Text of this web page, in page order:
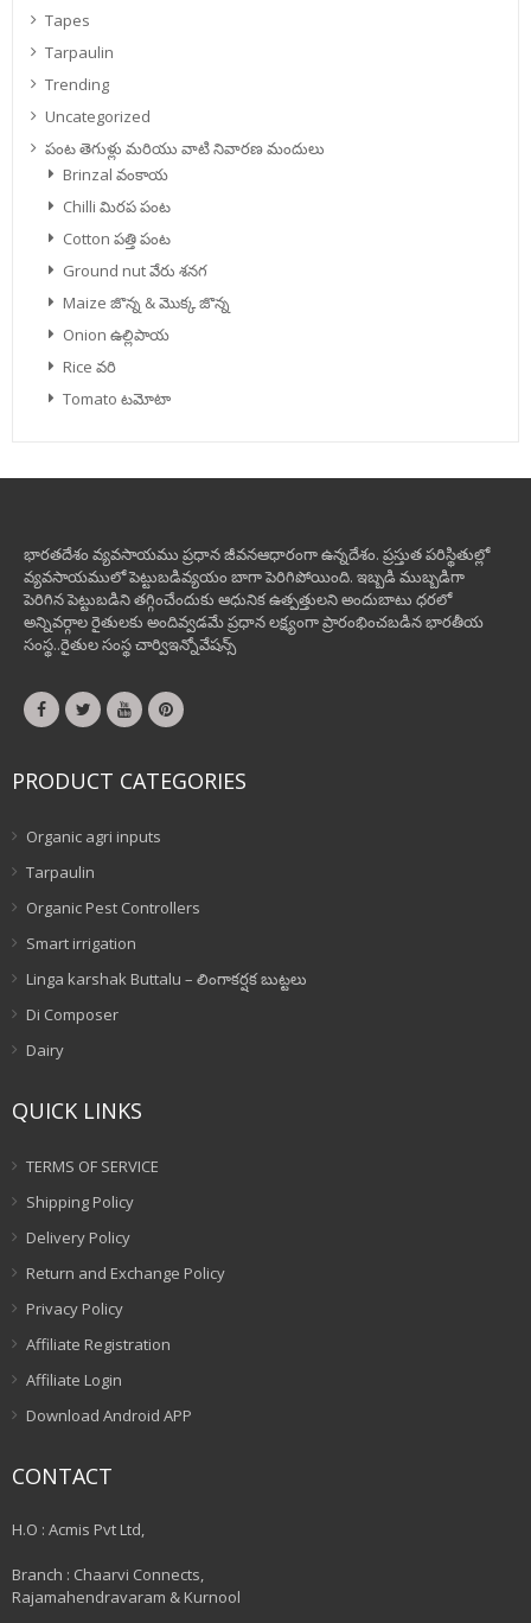
Tapes
Tarpaulin
Trending
Uncategorized
పంట తెగుళ్లు మరియు వాటి నివారణ మందులు
Brinzal వంకాయ
Chilli మిరప పంట
Cotton పత్తి పంట
Ground nut వేరు శనగ
Maize జొన్న & మొక్క జొన్న
Onion ఉల్లిపాయ
Rice వరి
Tomato టమోటా
భారతదేశం వ్యవసాయము ప్రధాన జీవనఆధారంగా ఉన్నదేశం. ప్రస్తుత పరిస్థితుల్లో
వ్యవసాయములో పెట్టుబడివ్యయం బాగా పెరిగిపోయింది. ఇబ్బడి ముబ్బడిగా
పెరిగిన పెట్టుబడిని తగ్గించేందుకు ఆధునిక ఉత్పత్తులని అందుబాటు ధరలో
అన్నివర్గాల రైతులకు అందివ్వడమే ప్రధాన లక్ష్యంగా ప్రారంభించబడిన భారతీయ
సంస్థ..రైతుల సంస్థ చార్విఇన్నోవేషన్స్
PRODUCT CATEGORIES
Organic agri inputs
Tarpaulin
Organic Pest Controllers
Smart irrigation
Linga karshak Buttalu – లింగాకర్షక బుట్టలు
Di Composer
Dairy
QUICK LINKS
TERMS OF SERVICE
Shipping Policy
Delivery Policy
Return and Exchange Policy
Privacy Policy
Affiliate Registration
Affiliate Login
Download Android APP
CONTACT
H.O : Acmis Pvt Ltd,
Branch : Chaarvi Connects,
Rajamahendravaram & Kurnool